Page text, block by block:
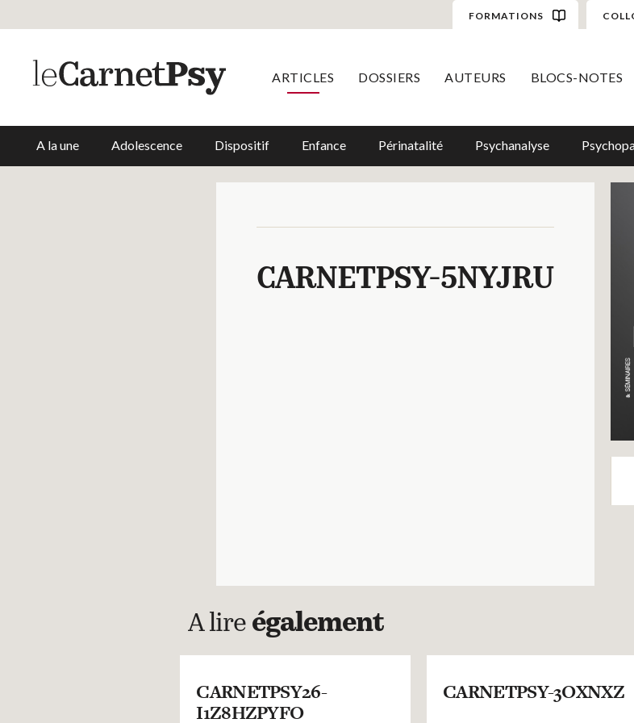
FORMATIONS
ARTICLES DOSSIERS AUTEURS BLOCS-NOTES
A la une Adolescence Dispositif Enfance Périnatalité Psychanalyse
CARNETPSY-5NYJRU
A lire également
CARNETPSY26-
I1Z8HZPYFO
CARNETPSY-3OXNXZ